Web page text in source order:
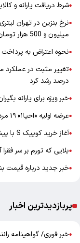
●شرط دریافت یارانه و
●
میلیون و 500 هزار تومان!
●نحوه اعتراض به
●
درصد رشد کرد
●خبر ویژه برای یارانه
●عرضه اولیه «احیا۱» ۱۹ مرداد در فرابورس
●آغاز خرید کوییک S با پیش‌پرداخت ۴۹۹ میلیونی
●بلایی که تورم بر سر فقرا
●خبر جدید درباره
پربازدیدترین اخبار
●خبر فوری/ گواهینامه